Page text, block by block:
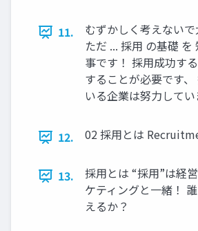
11.
むずかしく考えないで
ただ ... 採用 の基礎 を
事です！ 採用成功す
することが必要です
いる企業は努力してい
12. 02 採用とは
13.
採用とは “採用”は経
ケティングと一緒！
えるか？